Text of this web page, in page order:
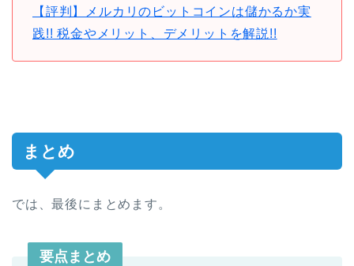
【評判】メルカリのビットコインは儲かるか実
践!! 税金やメリット、デメリットを解説!!
まとめ
では、最後にまとめます。
要点まとめ